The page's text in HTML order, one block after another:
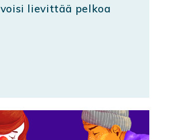
voisi lievittää pelkoa